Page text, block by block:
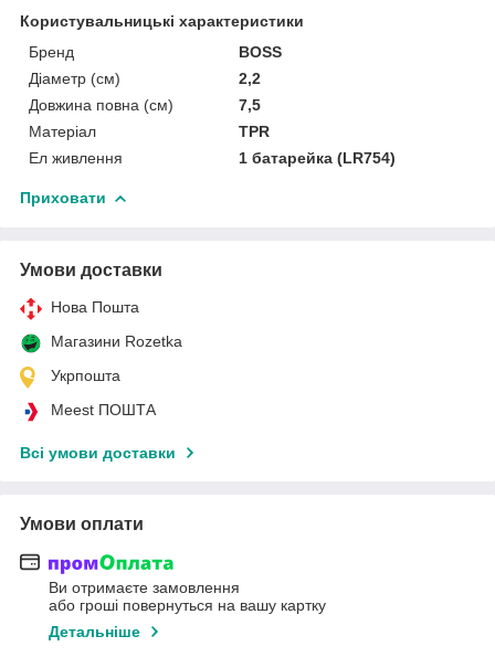
Користувальницькі характеристики
Бренд
BOSS
Діаметр (см)
2,2
Довжина повна (см)
7,5
Матеріал
TPR
Ел живлення
1 батарейка (LR754)
Приховати
Умови доставки
Нова Пошта
Магазини Rozetka
Укрпошта
Meest ПОШТА
Всі умови доставки
Умови оплати
Ви отримаєте замовлення
або гроші повернуться на вашу картку
Детальніше